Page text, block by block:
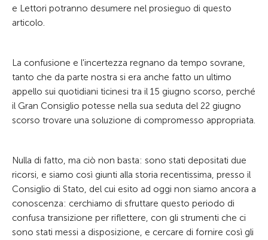
e Lettori potranno desumere nel prosieguo di questo
articolo.
La confusione e l'incertezza regnano da tempo sovrane,
tanto che da parte nostra si era anche fatto un ultimo
appello sui quotidiani ticinesi tra il 15 giugno scorso, perché
il Gran Consiglio potesse nella sua seduta del 22 giugno
scorso trovare una soluzione di compromesso appropriata.
Nulla di fatto, ma ciò non basta: sono stati depositati due
ricorsi, e siamo così giunti alla storia recentissima, presso il
Consiglio di Stato, del cui esito ad oggi non siamo ancora a
conoscenza: cerchiamo di sfruttare questo periodo di
confusa transizione per riflettere, con gli strumenti che ci
sono stati messi a disposizione, e cercare di fornire così gli